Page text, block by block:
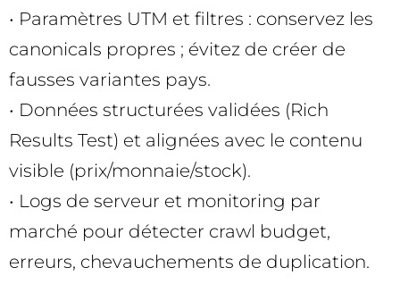
• Paramètres UTM et filtres : conservez les
canonicals propres ; évitez de créer de
fausses variantes pays.
• Données structurées validées (Rich
Results Test) et alignées avec le contenu
visible (prix/monnaie/stock).
• Logs de serveur et monitoring par
marché pour détecter crawl budget,
erreurs, chevauchements de duplication.